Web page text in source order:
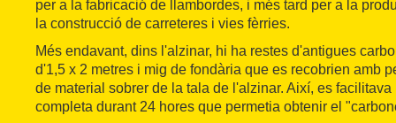
per a la fabricació de llambordes, i més tard per a la
la construcció de carreteres i vies fèrries.
Més endavant, dins l'alzinar, hi ha restes d'antigues
d'1,5 x 2 metres i mig de fondària que es recobrien amb
de material sobrer de la tala de l'alzinar. Així, es
completa durant 24 hores que permetia obtenir el